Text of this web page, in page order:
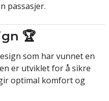
passasjer.
🏆
som har vunnet en
er utviklet for å sikre
optimal komfort og